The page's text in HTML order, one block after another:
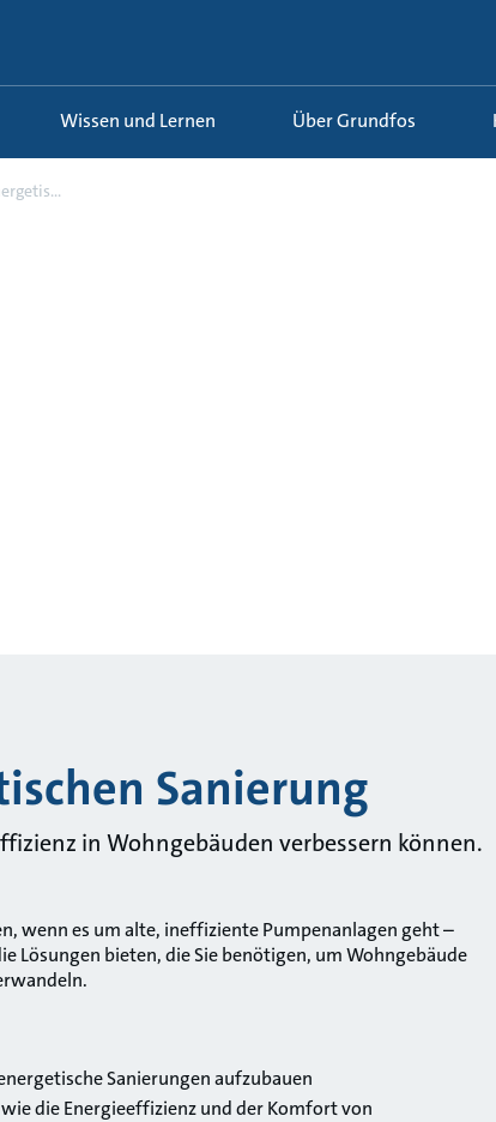
Wissen und Lernen Über Grundfos
Sanierung
in Wohngebäuden verbessern können.
wenn es um alte, ineffiziente Pumpenanlagen geht –
Lösungen bieten, die Sie benötigen, um Wohngebäude
Sanierungen aufzubauen
die Energieeffizienz und der Komfort von